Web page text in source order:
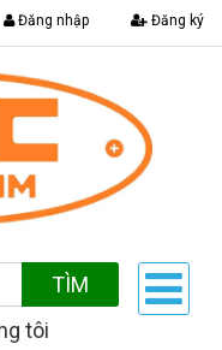
Đăng nhập Đăng ký
TÌM
tôi